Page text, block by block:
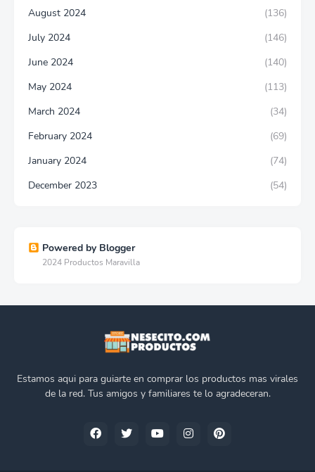
August 2024
(136)
July 2024
(146)
June 2024
(140)
May 2024
(113)
March 2024
(34)
February 2024
(69)
January 2024
(74)
December 2023
(54)
Powered by Blogger
2024 Productos Maravilla
Estamos aqui para guiarte en comprar los productos mas virales
de la red. Tus amigos y familiares te lo agradeceran.